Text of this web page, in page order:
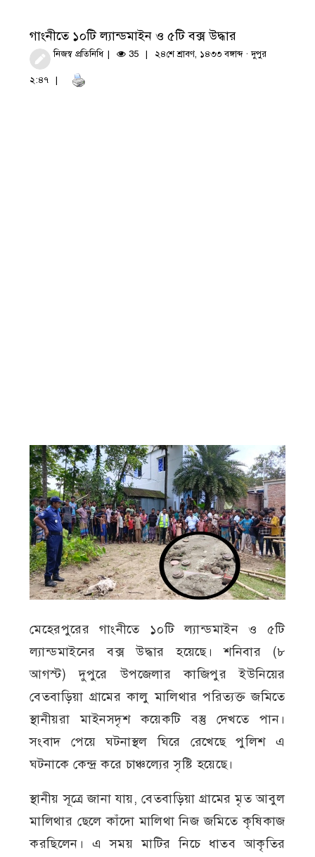
গাংনীতে ১০টি ল্যান্ডমাইন ও ৫টি বক্স উদ্ধার
নিজস্ব প্রতিনিধি 35 ২৪শে শ্রাবণ, ১৪৩৩ বঙ্গাব্দ · দুপুর
২:৪৭
মেহেরপুরের গাংনীতে ১০টি ল্যান্ডমাইন ও ৫টি
ল্যান্ডমাইনের বক্স উদ্ধার হয়েছে। শনিবার (৮
আগস্ট) দুপুরে উপজেলার কাজিপুর ইউনিয়ের
বেতবাড়িয়া গ্রামের কালু মালিথার পরিত্যক্ত জমিতে
স্থানীয়রা মাইনসদৃশ কয়েকটি বস্তু দেখতে পান।
সংবাদ পেয়ে ঘটনাস্থল ঘিরে রেখেছে পুলিশ এ
ঘটনাকে কেন্দ্র করে চাঞ্চল্যের সৃষ্টি হয়েছে।
স্থানীয় সূত্রে জানা যায়, বেতবাড়িয়া গ্রামের মৃত আবুল
মালিথার ছেলে কাঁদো মালিথা নিজ জমিতে কৃষিকাজ
করছিলেন। এ সময় মাটির নিচে ধাতব আকৃতির